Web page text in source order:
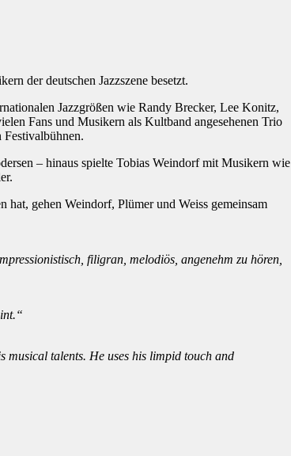
der deutschen Jazzszene besetzt.
Jazzgrößen wie Randy Brecker, Lee Konitz,
Fans und Musikern als Kultband angesehenen Trio
Festivalbühnen.
– hinaus spielte Tobias Weindorf mit Musikern wie
gehen Weindorf, Plümer und Weiss gemeinsam
filigran, melodiös, angenehm zu hören,
musical talents. He uses his limpid touch and